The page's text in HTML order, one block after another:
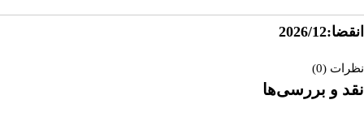
انقضا:2026/12
نظرات (0)
نقد و بررسی‌ها